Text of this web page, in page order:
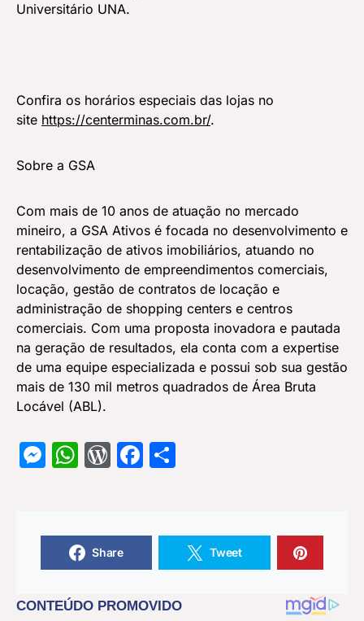
Universitário UNA.
Confira os horários especiais das lojas no
site https://centerminas.com.br/.
Sobre a GSA
Com mais de 10 anos de atuação no mercado
mineiro, a GSA Ativos é focada no desenvolvimento e
rentabilização de ativos imobiliários, atuando no
desenvolvimento de empreendimentos comerciais,
locação, gestão de contratos de locação e
administração de shopping centers e centros
comerciais. Com uma proposta inovadora e pautada
na geração de resultados, ela conta com a expertise
de uma equipe especializada e possui sob sua gestão
mais de 130 mil metros quadrados de Área Bruta
Locável (ABL).
Messenger
WhatsApp
WordPress
Facebook
Share Tweet